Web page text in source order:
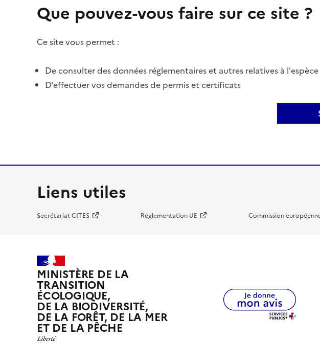
Que pouvez-vous faire sur ce site ?
Ce site vous permet :
De consulter des données réglementaires et autres relatives à
D'effectuer vos demandes de permis et certificats
Liens utiles
Secrétariat CITES Réglementation UE Commission
MINISTÈRE DE LA
TRANSITION
ÉCOLOGIQUE,
DE LA BIODIVERSITÉ,
DE LA FORÊT, DE LA MER
ET DE LA PÊCHE